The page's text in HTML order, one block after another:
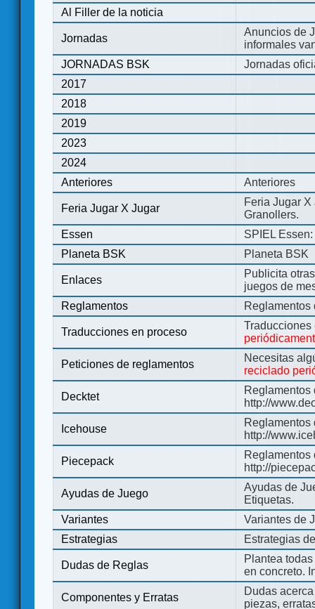
Al Filler de la noticia
Jornadas
Anuncios de
informales
JORNADAS BSK
Jornadas
2017
2018
2019
2023
2024
Anteriores
Anteriores
Feria Jugar X Jugar
Feria Jugar
Granollers.
Essen
SPIEL
Planeta BSK
Planeta BSK
Enlaces
Publicita
juegos de
Reglamentos
Reglamentos
Traducciones en proceso
Peticiones de reglamentos
Necesitas
reciclado
Decktet
Reglamentos
http://
Icehouse
Reglamentos
http://
Piecepack
Reglamentos
http://
Ayudas de Juego
Ayudas de
Etiquetas.
Variantes
Variantes de
Estrategias
Estrategias
Dudas de Reglas
Plantea
en concreto.
Componentes y Erratas
Dudas
piezas,